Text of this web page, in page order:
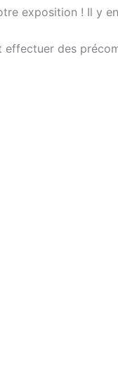
exposition ! Il y
des